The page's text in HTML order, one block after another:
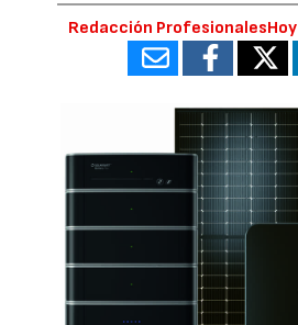
Redacción ProfesionalesHoy